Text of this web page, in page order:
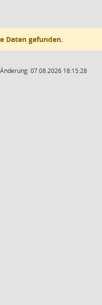
Daten gefunden.
07.08.2026 18:15:28